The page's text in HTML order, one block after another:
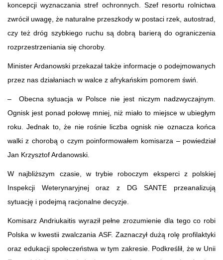
koncepcji wyznaczania stref ochronnych. Szef resortu rolnictwa
zwrócił uwagę, że naturalne przeszkody w postaci rzek, autostrad,
czy też dróg szybkiego ruchu są dobrą barierą do ograniczenia
rozprzestrzeniania się choroby.
Minister Ardanowski przekazał także informacje o podejmowanych
przez nas działaniach w walce z afrykańskim pomorem świń.
– Obecna sytuacja w Polsce nie jest niczym nadzwyczajnym.
Ognisk jest ponad połowę mniej, niż miało to miejsce w ubiegłym
roku. Jednak to, że nie rośnie liczba ognisk nie oznacza końca
walki z chorobą o czym poinformowałem komisarza – powiedział
Jan Krzysztof Ardanowski.
W najbliższym czasie, w trybie roboczym eksperci z polskiej
Inspekcji Weterynaryjnej oraz z DG SANTE przeanalizują
sytuację i podejmą racjonalne decyzje.
Komisarz Andriukaitis wyraził pełne zrozumienie dla tego co robi
Polska w kwestii zwalczania ASF. Zaznaczył dużą rolę profilaktyki
oraz edukacji społeczeństwa w tym zakresie. Podkreślił, że w Unii